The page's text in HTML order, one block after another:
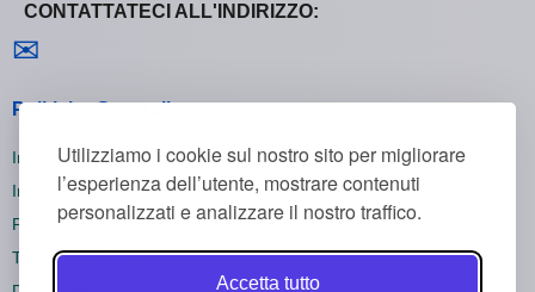
Utilizziamo i cookie sul nostro sito per migliorare
l’esperienza dell’utente, mostrare contenuti
personalizzati e analizzare il nostro traffico.
Accetta tutto
CONTATTATECI ALL'INDIRIZZO:
✉
Politiche Generali
Informativa sulla Privacy
Informativa sui Cookie
Politica di Rimborso
Termini e Condizioni